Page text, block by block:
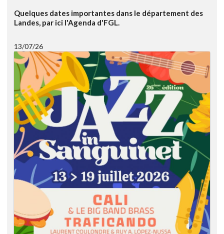
Quelques dates importantes dans le département des
Landes, par ici l'Agenda d'FGL.
13/07/26